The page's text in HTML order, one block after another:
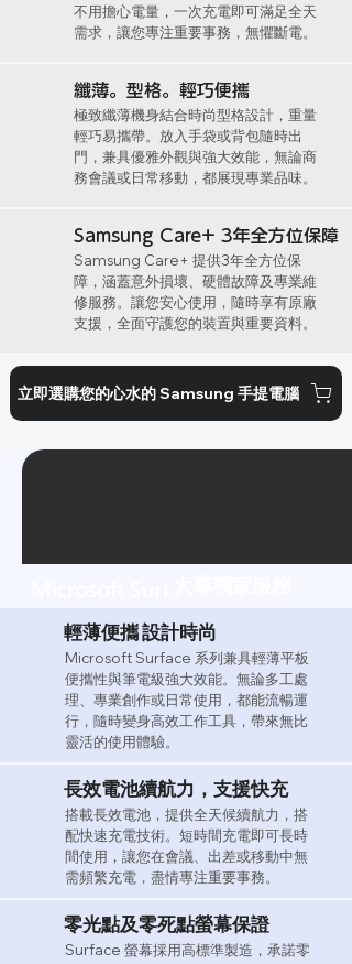
不用擔心電量，一次充電即可滿足全天
需求，讓您專注重要事務，無懼斷電。
纖薄。型格。輕巧便攜
極致纖薄機身結合時尚型格設計，重量
輕巧易攜帶。放入手袋或背包隨時出
門，兼具優雅外觀與強大效能，無論商
務會議或日常移動，都展現專業品味。
Samsung Care+ 3年全方位保障
Samsung Care+ 提供3年全方位保
障，涵蓋意外損壞、硬體故障及專業維
修服務。讓您安心使用，隨時享有原廠
支援，全面守護您的裝置與重要資料。
立即選購您的心水的 Samsung 手提電腦
輕薄便攜 設計時尚
Microsoft Surface 系列兼具輕薄平板
便攜性與筆電級強大效能。無論多工處
理、專業創作或日常使用，都能流暢運
行，隨時變身高效工作工具，帶來無比
靈活的使用體驗。
長效電池續航力，支援快充
搭載長效電池，提供全天候續航力，搭
配快速充電技術。短時間充電即可長時
間使用，讓您在會議、出差或移動中無
需頻繁充電，盡情專注重要事務。
零光點及零死點螢幕保證
Surface 螢幕採用高標準製造，承諾零